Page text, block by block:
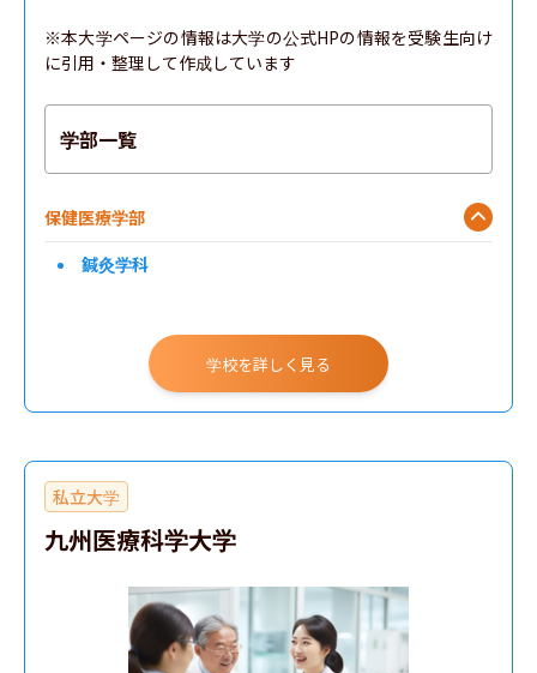
※本大学ページの情報は大学の公式HPの情報を受験生向け
に引用・整理して作成しています
学部一覧
保健医療学部
鍼灸学科
学校を詳しく見る
私立大学
九州医療科学大学